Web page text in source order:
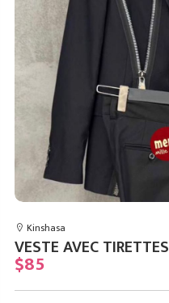
Kinshasa
VESTE AVEC TIRETTES
$85